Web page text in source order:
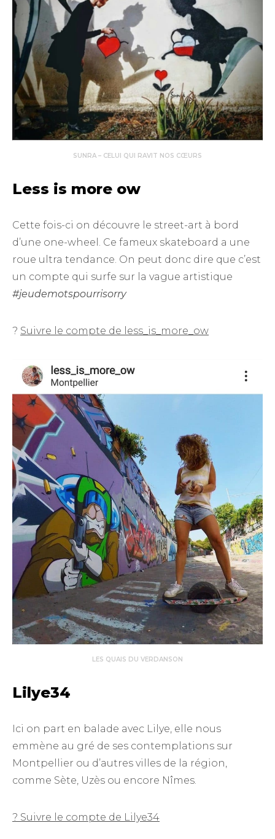
SUNRA – CELUI QUI RAVIT NOS CŒURS
Less is more ow
Cette fois-ci on découvre le street-art à bord
d’une one-wheel. Ce fameux skateboard a une
roue ultra tendance. On peut donc dire que c’est
un compte qui surfe sur la vague artistique
#jeudemotspourrisorry
? Suivre le compte de less_is_more_ow
LES QUAIS DU VERDANSON
Lilye34
Ici on part en balade avec Lilye, elle nous
emmène au gré de ses contemplations sur
Montpellier ou d’autres villes de la région,
comme Sète, Uzès ou encore Nîmes.
? Suivre le compte de Lilye34